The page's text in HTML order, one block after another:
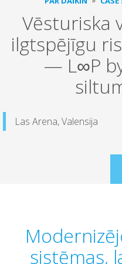
Vēsturiska
ilgtspējīgu
— L∞P
Las Arena, Valensija
sistēmas,